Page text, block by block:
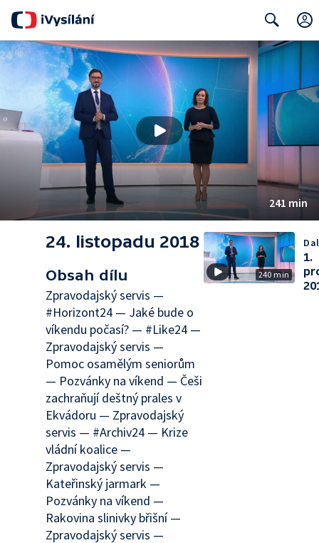
Search
241 min
24. listopadu 2018
Obsah dílu
Zpravodajský servis —
#Horizont24 — Jaké bude o
víkendu počasí? — #Like24 —
Zpravodajský servis —
Pomoc osamělým seniorům
— Pozvánky na víkend — Češi
zachraňují deštný prales v
Ekvádoru — Zpravodajský
servis — #Archiv24 — Krize
vládní koalice —
Zpravodajský servis —
Kateřinský jarmark —
Pozvánky na víkend —
Rakovina slinivky břišní —
Zpravodajský servis —
240 min
1.